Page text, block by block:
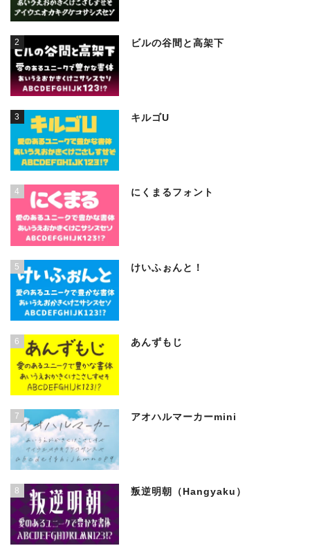
2 ビルの谷間と高架下
3 キルゴU
4 にくまるフォント
5 けいふぉんと！
6 あんずもじ
7 アオハルマーカーmini
8 叛逆明朝（Hangyaku）